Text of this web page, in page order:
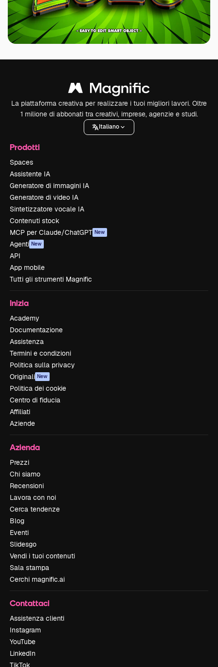
La piattaforma creativa per realizzare i tuoi migliori lavori. Oltre
1 milione di abbonati tra creativi, imprese, agenzie e studi.
Italiano
Prodotti
Spaces
Assistente IA
Generatore di immagini IA
Generatore di video IA
Sintetizzatore vocale IA
Contenuti stock
MCP per Claude/ChatGPT New
Agenti New
API
App mobile
Tutti gli strumenti Magnific
Inizia
Academy
Documentazione
Assistenza
Termini e condizioni
Politica sulla privacy
Originali New
Politica dei cookie
Centro di fiducia
Affiliati
Aziende
Azienda
Prezzi
Chi siamo
Recensioni
Lavora con noi
Cerca tendenze
Blog
Eventi
Slidesgo
Vendi i tuoi contenuti
Sala stampa
Cerchi magnific.ai
Contattaci
Assistenza clienti
Instagram
YouTube
LinkedIn
TikTok